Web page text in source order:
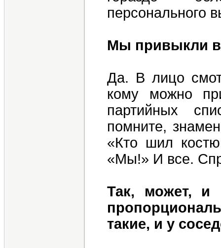
персонального
Мы привыкли в
Да. В лицо
кому можно
партийных
помните,
«Кто шил
«Мы!» И все.
Так, может, и
такие, и у